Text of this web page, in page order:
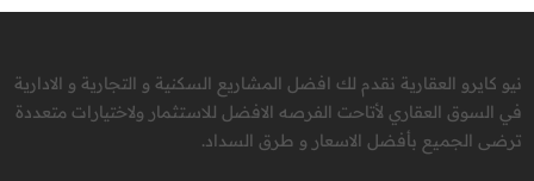
نيو كايرو العقارية نقدم لك افضل المشاريع السكنية و التجارية و الادارية
في السوق العقاري لأتاحت الفرصه الافضل للاستثمار ولاختيارات متعددة
ترضى الجميع بأفضل الاسعار و طرق السداد.